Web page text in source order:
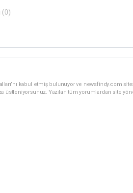
(0)
kabul etmiş bulunuyor ve newsfindy.com
üstleniyorsunuz. Yazılan tüm yorumlardan site